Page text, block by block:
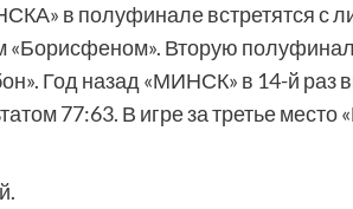
в полуфинале встретятся с
«Борисфеном». Вторую
Год назад «МИНСК» в 14-й раз
77:63. В игре за третье место